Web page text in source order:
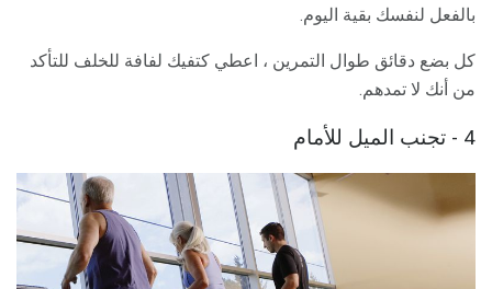
بالفعل لنفسك بقية اليوم.
كل بضع دقائق طوال التمرين ، اعطي كتفيك لفافة للخلف للتأكد
من أنك لا تمدهم.
4 - تجنب الميل للأمام